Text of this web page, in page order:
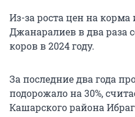
Из-за роста цен на
Джанаралиев в два раза
коров в 2024 году.
За последние два года
подорожало на 30%,
Кашарского района